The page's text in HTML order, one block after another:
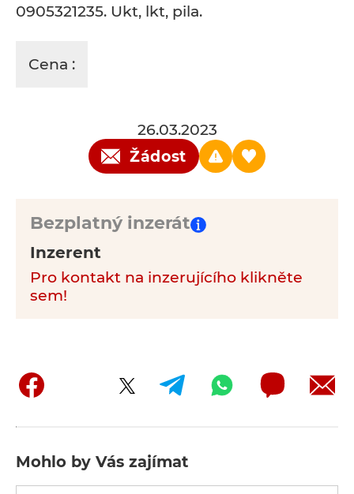
0905321235. Ukt, lkt, pila.
Cena :
26.03.2023
Žádost
Bezplatný inzerát
Inzerent
Pro kontakt na inzerujícího klikněte
sem!
Mohlo by Vás zajímat